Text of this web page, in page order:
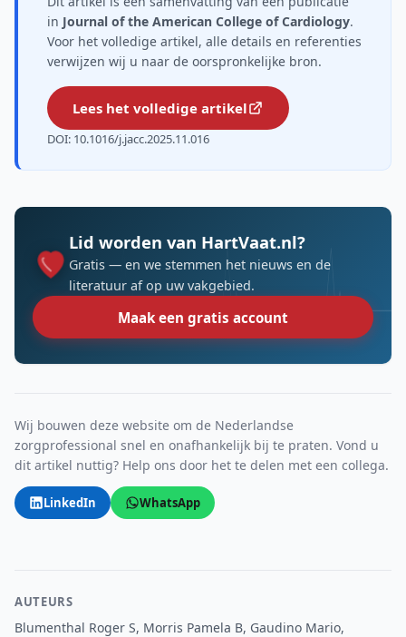
in Journal of the American College of Cardiology.
Voor het volledige artikel, alle details en referenties
verwijzen wij u naar de oorspronkelijke bron.
Lees het volledige artikel
DOI: 10.1016/j.jacc.2025.11.016
Lid worden van HartVaat.nl?
Gratis — en we stemmen het nieuws en de
literatuur af op uw vakgebied.
Maak een gratis account
Wij bouwen deze website om de Nederlandse
zorgprofessional snel en onafhankelijk bij te praten. Vond u
dit artikel nuttig? Help ons door het te delen met een collega.
LinkedIn WhatsApp
AUTEURS
Blumenthal Roger S, Morris Pamela B, Gaudino Mario,